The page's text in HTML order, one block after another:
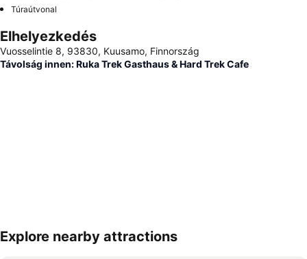
Túraútvonal
Elhelyezkedés
Vuosselintie 8, 93830, Kuusamo, Finnország
Távolság innen: Ruka Trek Gasthaus & Hard Trek Cafe
Nagy méretű térkép
Explore nearby attractions